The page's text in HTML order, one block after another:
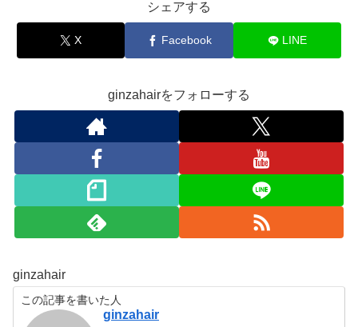
シェアする
X Facebook LINE
ginzahairをフォローする
ginzahair
この記事を書いた人
ginzahair